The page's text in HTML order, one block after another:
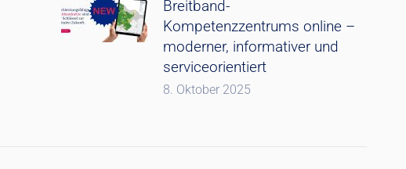
Breitband-
Kompetenzzentrums online –
moderner, informativer und
serviceorientiert
8. Oktober 2025